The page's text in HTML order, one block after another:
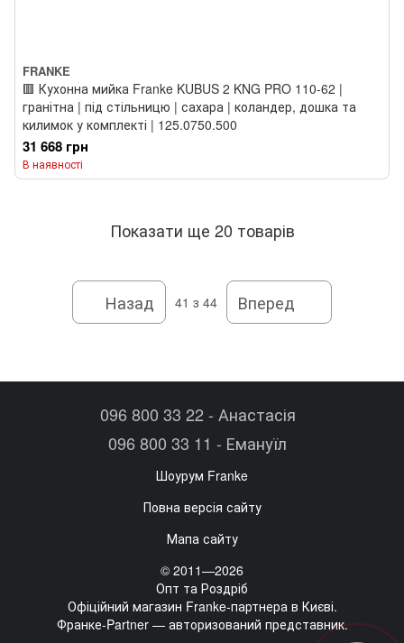
FRANKE
🟥 Кухонна мийка Franke KUBUS 2 KNG PRO 110-62 |
гранітна | під стільницю | сахара | коландер, дошка та
килимок у комплекті | 125.0750.500
31 668 грн
В наявності
Показати ще 20 товарів
Назад 41 з 44 Вперед
096 800 33 22 - Анастасія
096 800 33 11 - Емануїл
Шоурум Franke
Повна версія сайту
Мапа сайту
© 2011—2026
Опт та Роздріб
Офіційний магазин Franke-партнера в Києві.
Франке-Partner — авторизований представник.